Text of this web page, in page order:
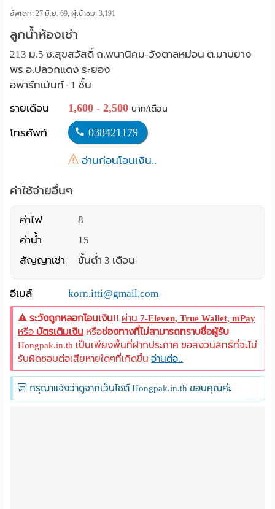
ลง
ประกาศ
ฟรี
Language
:
English
อัพเดท: 27 มิ.ย. 69, ผู้เข้าชม:3,191
ลูกน้ำห้องเช่า
213 ม.5 ซ.สุขสวัสดิ์ ถ.พนานิคม-วังตาลหม่อน ต.มาบยาง
พร อ.ปลวกแดง ระยอง
อพาร์ทเม้นท์ • 1 ชั้น
รายเดือน
1,600 - 2,500 บาท/เดือน
โทรศัพท์ 038421179
อ่านก่อนโอนเงิน..
ค่าใช้จ่ายอื่นๆ
ค่าไฟ
8
ค่าน้ำ
15
สัญญาเช่า
ขั้นต่ำ 3 เดือน
อีเมล์ korn.itti@gmail.com
ระวังถูกหลอกโอนเงิน!! ผ่าน7-Eleven, True Wallet, mPay
หรือ บัตรเติมเงิน หรือช่องทางที่ไม่สามารถทราบชื่อผู้รับ
Hongpak.in.th เป็นเพียงพื้นที่ฝากประกาศ ขอสงวนสิทธิ์ที่จะไม่
รับผิดชอบต่อเสียหายใดๆที่เกิดขึ้นอ่านต่อ..
กรุณาแจ้งว่าดูจากเว็บไซต์ Hongpak.in.th ขอบคุณค่ะ